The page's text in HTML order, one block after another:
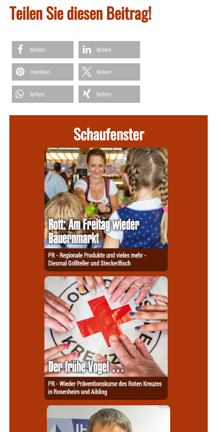
Teilen Sie diesen Beitrag!
teilen teilen
merken teilen
teilen teilen
Schaufenster